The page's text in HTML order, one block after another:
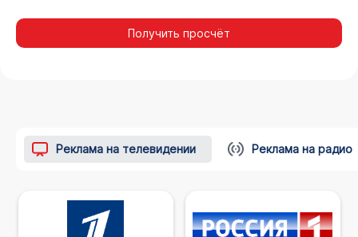
Получить просчёт
Реклама на телевидении Реклама на радио